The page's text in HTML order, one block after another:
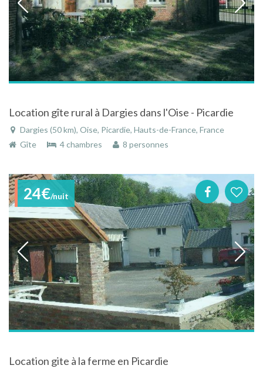
Location gîte rural à Dargies dans l'Oise - Picardie
Dargies (50 km), Oise, Picardie, Hauts-de-France, France
Gîte
4 chambres 8 personnes
24€/nuit
Location gite à la ferme en Picardie